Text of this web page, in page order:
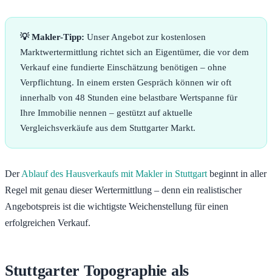
💡 Makler-Tipp: Unser Angebot zur kostenlosen
Marktwertermittlung richtet sich an Eigentümer, die vor dem
Verkauf eine fundierte Einschätzung benötigen – ohne
Verpflichtung. In einem ersten Gespräch können wir oft
innerhalb von 48 Stunden eine belastbare Wertspanne für
Ihre Immobilie nennen – gestützt auf aktuelle
Vergleichsverkäufe aus dem Stuttgarter Markt.
DerAblauf des Hausverkaufs mit Makler in Stuttgart beginnt in aller
Regel mit genau dieser Wertermittlung – denn ein realistischer
Angebotspreis ist die wichtigste Weichenstellung für einen
erfolgreichen Verkauf.
Stuttgarter Topographie als